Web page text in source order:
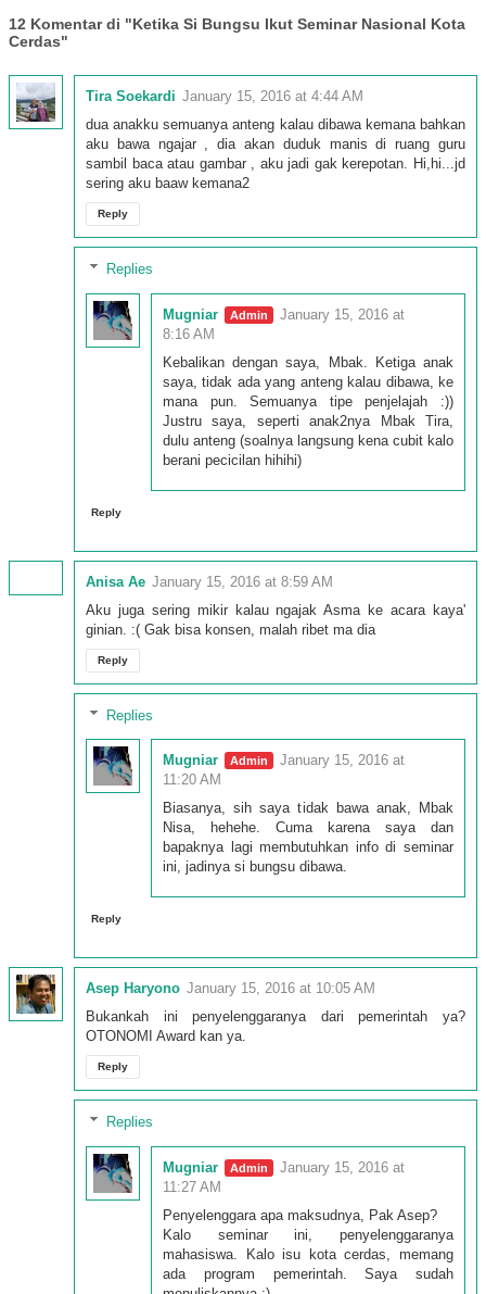
12 Komentar di "Ketika Si Bungsu Ikut Seminar Nasional Kota
Cerdas"
Tira Soekardi January 15, 2016 at 4:44 AM
dua anakku semuanya anteng kalau dibawa kemana bahkan
aku bawa ngajar , dia akan duduk manis di ruang guru
sambil baca atau gambar , aku jadi gak kerepotan. Hi,hi...jd
sering aku baaw kemana2
Reply
Replies
Mugniar
January 15, 2016 at
8:16 AM
Kebalikan dengan saya, Mbak. Ketiga anak
saya, tidak ada yang anteng kalau dibawa, ke
mana pun. Semuanya tipe penjelajah :))
Justru saya, seperti anak2nya Mbak Tira,
dulu anteng (soalnya langsung kena cubit kalo
berani pecicilan hihihi)
Reply
Anisa Ae January 15, 2016 at 8:59 AM
Aku juga sering mikir kalau ngajak Asma ke acara kaya'
ginian. :( Gak bisa konsen, malah ribet ma dia
Reply
Replies
Mugniar
January 15, 2016 at
11:20 AM
Biasanya, sih saya tidak bawa anak, Mbak
Nisa, hehehe. Cuma karena saya dan
bapaknya lagi membutuhkan info di seminar
ini, jadinya si bungsu dibawa.
Reply
Asep Haryono January 15, 2016 at 10:05 AM
Bukankah ini penyelenggaranya dari pemerintah ya?
OTONOMI Award kan ya.
Reply
Replies
Mugniar
January 15, 2016 at
11:27 AM
Penyelenggara apa maksudnya, Pak Asep?
Kalo seminar ini, penyelenggaranya
mahasiswa. Kalo isu kota cerdas, memang
ada program pemerintah. Saya sudah